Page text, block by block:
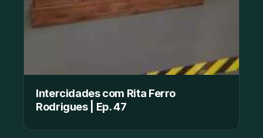
Intercidades com Rita Ferro
Rodrigues | Ep. 47